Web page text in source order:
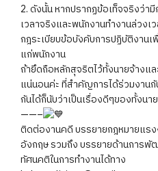
2. ดังนั้น หากปรากฏข้อเท็จจริงว่า
เวลาจริงและพนักงานทำงานล่วงเ
กฎระเบียบข้อบังคับการปฏิบัติงานเ
แก่พนักงาน
ถ้ายึดถือหลักสุจริตไว้ทั้งนายจ้างแ
แน่นอนค่ะ ที่สำคัญการได้ร่วมงาน
กันได้ก็นับว่าเป็นเรื่องดีๆของทั้งนา
——–
ติดต่อ​งาน​คดี บรรยายกฎหมายแรง
อังกฤษ รวมถึง บรรยายด้านการ
ทัศนคติในการทำงาน​ได้ทาง